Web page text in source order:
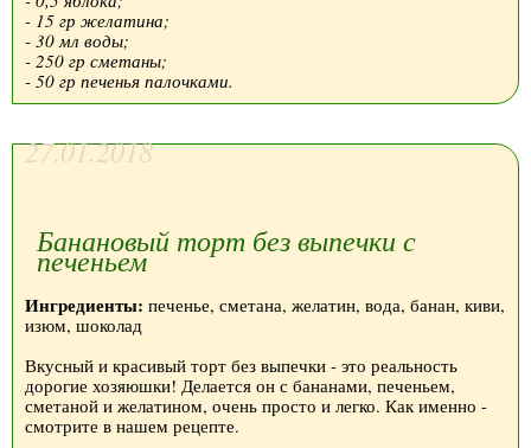
- 15 гр желатина;
- 30 мл воды;
- 250 гр сметаны;
- 50 гр печенья палочками.
27.01.2018
Банановый торт без выпечки с
печеньем
Ингредиенты: печенье, сметана, желатин, вода, банан, киви,
изюм, шоколад
Вкусный и красивый торт без выпечки - это реальность
дорогие хозяюшки! Делается он с бананами, печеньем,
сметаной и желатином, очень просто и легко. Как именно -
смотрите в нашем рецепте.